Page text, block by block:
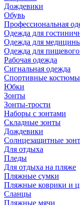
Дождевики
Обувь
Профессиональная
Одежда для
Одежда для
Одежда для пищевого
Рабочая одежда
Сигнальная одежда
Спортивные костюмы
Юбки
Зонты
Зонты-трости
Наборы с зонтами
Складные зонты
Дождевики
Солнцезащитные
Для отдыха
Пледы
Для отдыха на пляже
Пляжные сумки
Пляжные коврики и
Сланцы
Пляжные мячи